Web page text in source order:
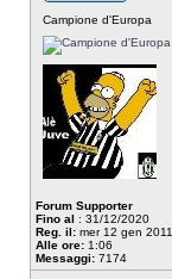
Campione d'Europa
Forum Supporter
Fino al : 31/12/2020
Reg. il: mer 12 gen 2011
Alle ore: 1:06
Messaggi: 7174